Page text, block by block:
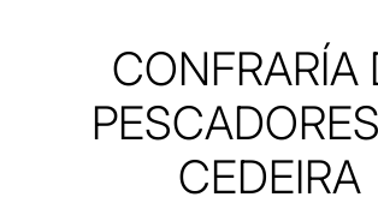
CONFRARÍA
CEDEIRA